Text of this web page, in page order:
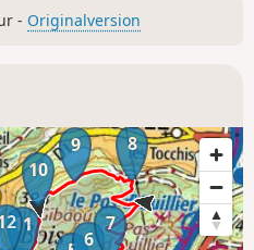
- Originalversion
6
7
8
9
10
11